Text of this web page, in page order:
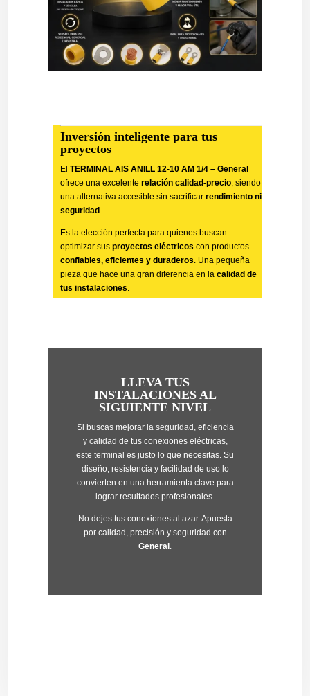
Inversión inteligente para tus
proyectos
El TERMINAL AIS ANILL 12-10 AM 1/4 – General
ofrece una excelente relación calidad-precio, siendo
una alternativa accesible sin sacrificar rendimiento ni
seguridad.
Es la elección perfecta para quienes buscan
optimizar sus proyectos eléctricos con productos
confiables, eficientes y duraderos . Una pequeña
pieza que hace una gran diferencia en la calidad de
tus instalaciones
LLEVA TUS
INSTALACIONES AL
SIGUIENTE NIVEL
Si buscas mejorar la seguridad, eficiencia
y calidad de tus conexiones eléctricas,
este terminal es justo lo que necesitas. Su
diseño, resistencia y facilidad de uso lo
convierten en una herramienta clave para
lograr resultados profesionales.
No dejes tus conexiones al azar. Apuesta
por calidad, precisión y seguridad con
General